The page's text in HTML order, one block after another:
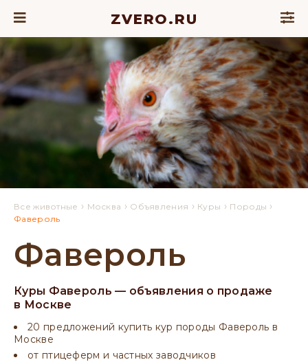
ZVERO.RU
Все животные › Москва › Объявления › Куры › Породы ›
Фавероль
Фавероль
Куры Фавероль — объявления о продаже
в Москве
20 предложений купить кур породы Фавероль в
Москве
от птицеферм и частных заводчиков